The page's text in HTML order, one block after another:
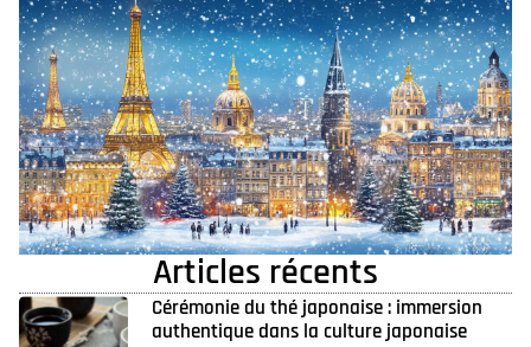
Articles récents
Cérémonie du thé japonaise : immersion
authentique dans la culture japonaise